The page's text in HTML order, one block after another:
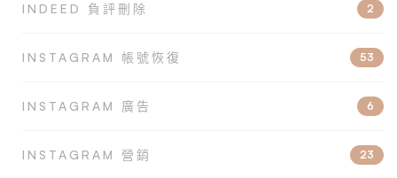
INDEED 負評刪除 2
INSTAGRAM 帳號恢復 53
INSTAGRAM 廣告 6
INSTAGRAM 營銷 23